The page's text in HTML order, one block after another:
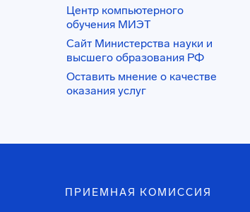
Центр компьютерного
обучения МИЭТ
Сайт Министерства науки и
высшего образования РФ
Оставить мнение о качестве
оказания услуг
ПРИЕМНАЯ КОМИССИЯ